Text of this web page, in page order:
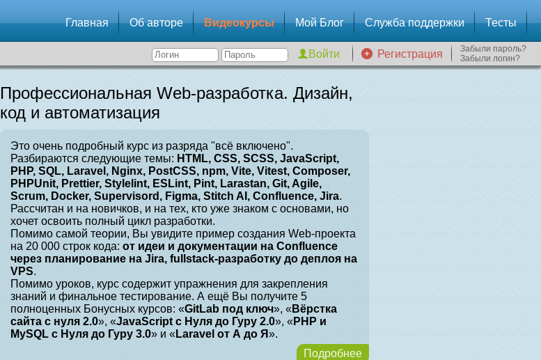
Главная Об авторе Видеокурсы Мой Блог Служба поддержки Тесты
Регистрация
Забыли пароль?
Забыли логин?
Профессиональная Web-разработка. Дизайн,
код и автоматизация
Это очень подробный курс из разряда "всё включено".
Разбираются следующие темы: HTML, CSS, SCSS, JavaScript,
PHP, SQL, Laravel, Nginx, PostCSS, npm, Vite, Vitest, Composer,
PHPUnit, Prettier, Stylelint, ESLint, Pint, Larastan, Git, Agile,
Scrum, Docker, Supervisord, Figma, Stitch AI, Confluence, Jira.
Рассчитан и на новичков, и на тех, кто уже знаком с основами, но
хочет освоить полный цикл разработки.
Помимо самой теории, Вы увидите пример создания Web-проекта
на 20 000 строк кода: от идеи и документации на Confluence
через планирование на Jira, fullstack-разработку до деплоя на
VPS.
Помимо уроков, курс содержит упражнения для закрепления
знаний и финальное тестирование. А ещё Вы получите 5
полноценных Бонусных курсов: «GitLab под ключ», « Вёрстка
сайта с нуля 2.0», «JavaScript с Нуля до Гуру 2.0», «PHP и
MySQL с Нуля до Гуру 3.0» и « Laravel от А до Я».
Подробнее